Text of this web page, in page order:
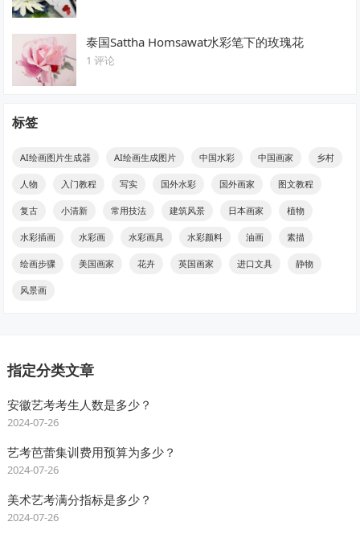
泰国Sattha Homsawat水彩笔下的玫瑰花
1 评论
标签
AI绘画图片生成器 AI绘画生成图片 中国水彩 中国画家 乡村
人物 入门教程 写实 国外水彩 国外画家 图文教程
复古 小清新 常用技法 建筑风景 日本画家 植物
水彩插画 水彩画 水彩画具 水彩颜料 油画 素描
绘画步骤 美国画家 花卉 英国画家 进口文具 静物
风景画
指定分类文章
安徽艺考考生人数是多少？
2024-07-26
艺考芭蕾集训费用预算为多少？
2024-07-26
美术艺考满分指标是多少？
2024-07-26